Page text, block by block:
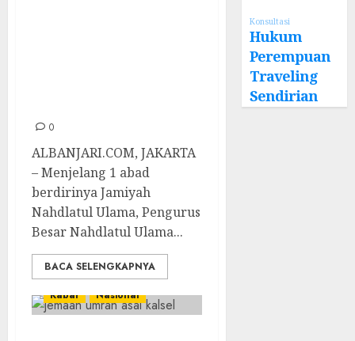
0
ALBANJARI.COM, JAKARTA
– Menjelang 1 abad
berdirinya Jamiyah
Nahdlatul Ulama, Pengurus
Besar Nahdlatul Ulama...
BACA SELENGKAPNYA
Kabar
Nasional
Konsultasi
Hukum
Perempuan
Traveling
Sendirian